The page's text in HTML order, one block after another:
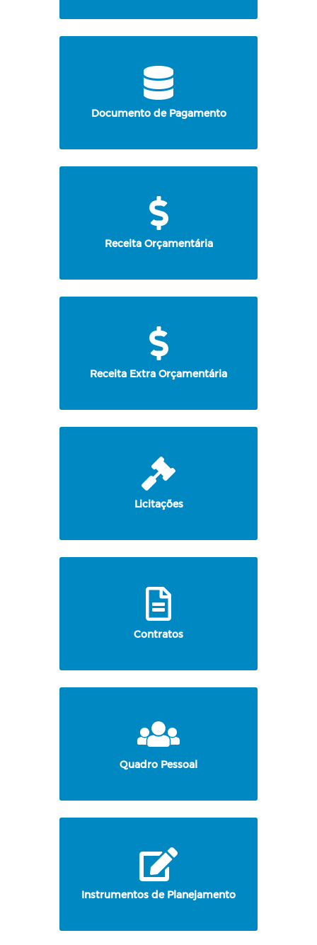
Documento de Pagamento
Receita Orçamentária
Receita Extra Orçamentária
Licitações
Contratos
Quadro Pessoal
Instrumentos de Planejamento